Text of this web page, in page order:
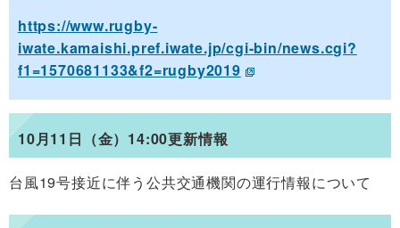
https://www.rugby-
iwate.kamaishi.pref.iwate.jp/cgi-bin/news.cgi?
f1=1570681133&f2=rugby2019
10月11日（金）14:00更新情報
台風19号接近に伴う 公共交通機関の運行情報について